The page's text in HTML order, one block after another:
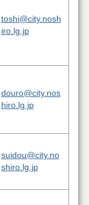
toshi@city.nosh
iro.lg.jp
douro@city.nos
hiro.lg.jp
suidou@city.no
shiro.lg.jp